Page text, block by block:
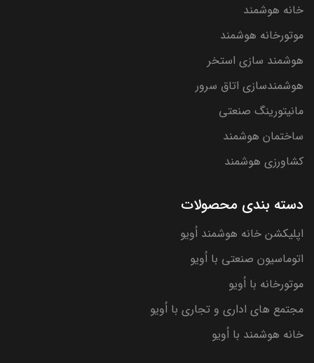
خانه هوشمند
موتورخانه هوشمند
هوشمند سازی استخر
هوشمندسازی اتاق سرور
مانیتورینگ صنعتی
ساختمان هوشمند
کشاورزی هوشمند
دسته بندی محصولات
اپلیکشن خانه هوشمند اُویو
اتوماسیون صنعتی با اُویو
موتورخانه با اُویو
مجتمع های اداری و تجاری با اُویو
خانه هوشمند با اُویو